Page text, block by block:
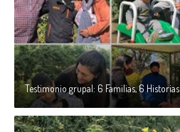
Testimonio grupal: 6 Familias, 6 Historias